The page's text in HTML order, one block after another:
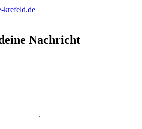
krefeld.de
Nachricht